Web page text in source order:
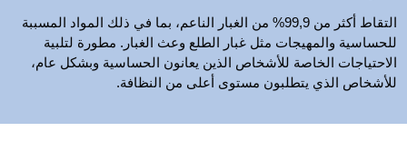
التقاط أكثر من 99,9% من الغبار الناعم، بما في ذلك المواد المسببة
للحساسية والمهيجات مثل غبار الطلع وعث الغبار. مطورة لتلبية
الاحتياجات الخاصة للأشخاص الذين يعانون الحساسية وبشكل عام،
للأشخاص الذي يتطلبون مستوى أعلى من النظافة.